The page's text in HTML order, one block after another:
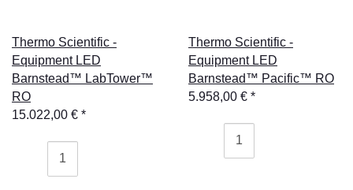
Thermo Scientific -
Equipment LED
Barnstead™ LabTower™
RO
15.022,00 € *
Thermo Scientific -
Equipment LED
Barnstead™ Pacific™ RO
5.958,00 € *